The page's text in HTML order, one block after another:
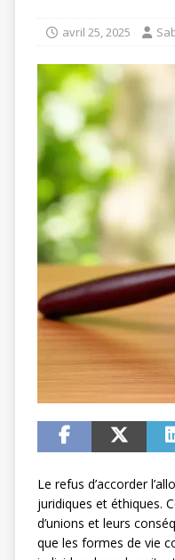
avril 25, 2025
Le refus d’accorder
juridiques et éthiques.
d’unions et leurs
que les formes de vie